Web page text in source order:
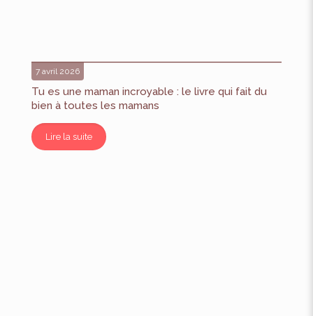
7 avril 2026
Tu es une maman incroyable : le livre qui fait du
bien à toutes les mamans
Lire la suite